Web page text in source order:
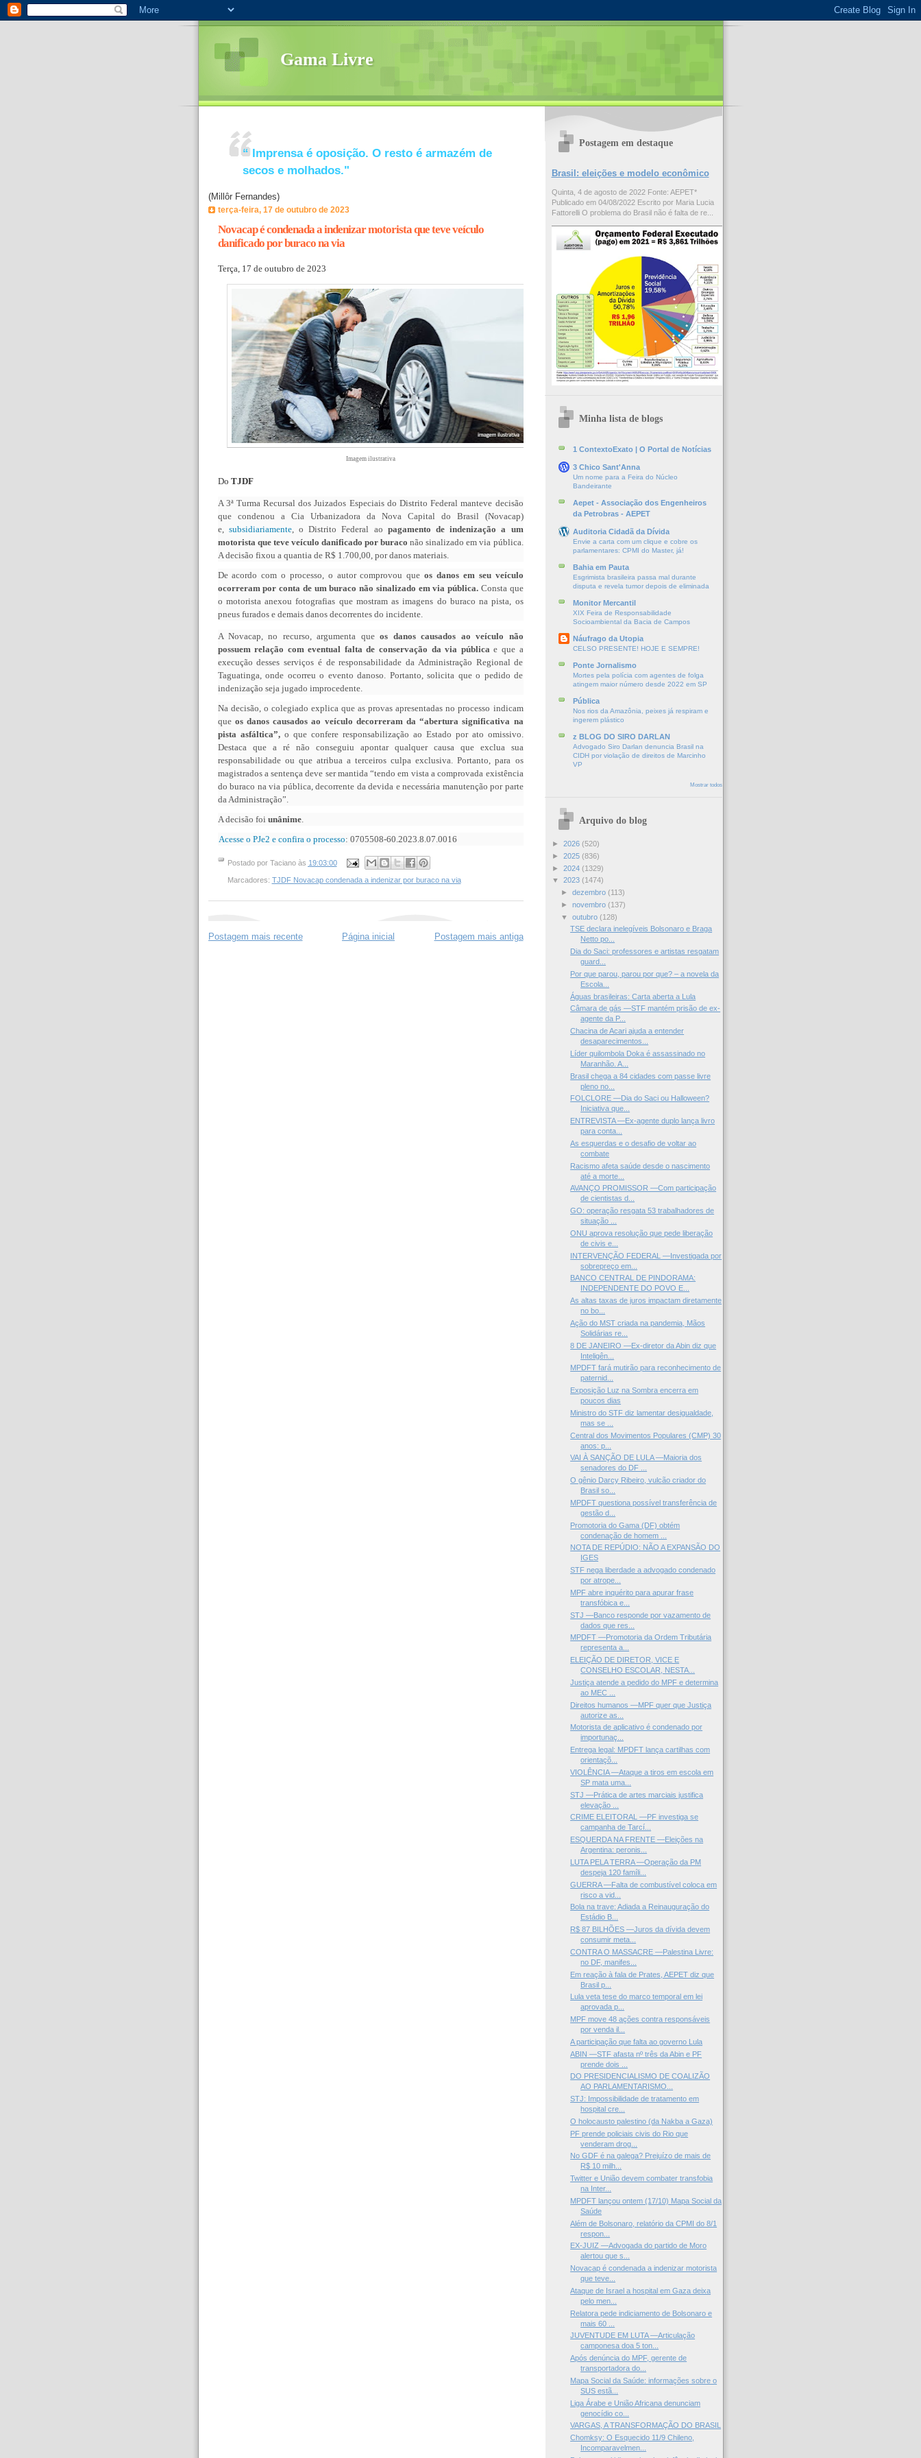
Gama Livre
“ Imprensa é oposição. O resto é armazém de
secos e molhados."
(Millôr Fernandes)
terça-feira, 17 de outubro de 2023
Novacap é condenada a indenizar motorista que teve veículo
danificado por buraco na via
Terça, 17 de outubro de 2023
Imagem ilustrativa
Do TJDF
A 3ª Turma Recursal dos Juizados Especiais do Distrito Federal manteve decisão
que condenou a Cia Urbanizadora da Nova Capital do Brasil (Novacap)
e, subsidiariamente, o Distrito Federal ao pagamento de indenização a um
motorista que teve veículo danificado por buraco não sinalizado em via pública.
A decisão fixou a quantia de R$ 1.700,00, por danos materiais.
De acordo com o processo, o autor comprovou queos danos em seu veículo
ocorreram por conta de um buraco não sinalizado em via pública. Consta que
o motorista anexou fotografias que mostram as imagens do buraco na pista, os
pneus furados e demais danos decorrentes do incidente.
A Novacap, no recurso, argumenta queos danos causados ao veículo não
possuem relação com eventual falta de conservação da via pública e que a
execução desses serviços é de responsabilidade da Administração Regional de
Taguatinga, onde ocorreu o evento danoso. Portanto, solicita que o pedido de
indenização seja jugado improcedente.
Na decisão, o colegiado explica que as provas apresentadas no processo indicam
que os danos causados ao veículo decorreram da “abertura significativa na
pista asfáltica”,o que confere responsabilização ao Estado por ato omissivo.
Destaca que a ré não conseguiu apontar qualquer causa que exclua sua
responsabilidade ou que atribua a terceiros culpa exclusiva. Portanto, para os
magistrados a sentença deve ser mantida “tendo em vista a comprovada existência
do buraco na via pública, decorrente da devida e necessária manutenção por parte
da Administração”.
A decisão foi unânime.
Acesse o PJe2 e confira o processo: 0705508-60.2023.8.07.0016
Postado por Taciano às 19:03:00
Marcadores: TJDF Novacap condenada a indenizar por buraco na via
Postagem mais recente Postagem mais antiga
Página inicial
Postagem em destaque
Brasil: eleições e modelo econômico
Quinta, 4 de agosto de 2022 Fonte: AEPET*
Publicado em 04/08/2022 Escrito por Maria Lucia
Fattorelli O problema do Brasil não é falta de re...
Minha lista de blogs
1 ContextoExato | O Portal de Notícias
3 Chico Sant'Anna
Um nome para a Feira do Núcleo
Bandeirante
Aepet - Associação dos Engenheiros
da Petrobras - AEPET
Auditoria Cidadã da Dívida
Envie a carta com um clique e cobre os
parlamentares: CPMI do Master, já!
Bahia em Pauta
Esgrimista brasileira passa mal durante
disputa e revela tumor depois de eliminada
Monitor Mercantil
XIX Feira de Responsabilidade
Socioambiental da Bacia de Campos
Náufrago da Utopia
CELSO PRESENTE! HOJE E SEMPRE!
Ponte Jornalismo
Mortes pela polícia com agentes de folga
atingem maior número desde 2022 em SP
Pública
Nos rios da Amazônia, peixes já respiram e
ingerem plástico
z BLOG DO SIRO DARLAN
Advogado Siro Darlan denuncia Brasil na
CIDH por violação de direitos de Marcinho
VP
Mostrar todos
Arquivo do blog
► 2026 (520)
► 2025 (836)
► 2024 (1329)
▼ 2023 (1474)
► dezembro (113)
► novembro (137)
▼ outubro (128)
TSE declara inelegíveis Bolsonaro e Braga
Netto po...
Dia do Saci: professores e artistas resgatam
guard...
Por que parou, parou por que? – a novela da
Escola...
Águas brasileiras: Carta aberta a Lula
Câmara de gás —STF mantém prisão de ex-
agente da P...
Chacina de Acari ajuda a entender
desaparecimentos...
Líder quilombola Doka é assassinado no
Maranhão. A...
Brasil chega a 84 cidades com passe livre
pleno no...
FOLCLORE —Dia do Saci ou Halloween?
Iniciativa que...
ENTREVISTA —Ex-agente duplo lança livro
para conta...
As esquerdas e o desafio de voltar ao
combate
Racismo afeta saúde desde o nascimento
até a morte...
AVANÇO PROMISSOR —Com participação
de cientistas d...
GO: operação resgata 53 trabalhadores de
situação ...
ONU aprova resolução que pede liberação
de civis e...
INTERVENÇÃO FEDERAL —Investigada por
sobrepreço em...
BANCO CENTRAL DE PINDORAMA:
INDEPENDENTE DO POVO E...
As altas taxas de juros impactam diretamente
no bo...
Ação do MST criada na pandemia, Mãos
Solidárias re...
8 DE JANEIRO —Ex-diretor da Abin diz que
Inteligên...
MPDFT fará mutirão para reconhecimento de
paternid...
Exposição Luz na Sombra encerra em
poucos dias
Ministro do STF diz lamentar desigualdade,
mas se ...
Central dos Movimentos Populares (CMP) 30
anos: p...
VAI À SANÇÃO DE LULA —Maioria dos
senadores do DF ...
O gênio Darcy Ribeiro, vulcão criador do
Brasil so...
MPDFT questiona possível transferência de
gestão d...
Promotoria do Gama (DF) obtém
condenação de homem ...
NOTA DE REPÚDIO: NÃO A EXPANSÃO DO
IGES
STF nega liberdade a advogado condenado
por atrope...
MPF abre inquérito para apurar frase
transfóbica e...
STJ —Banco responde por vazamento de
dados que res...
MPDFT —Promotoria da Ordem Tributária
representa a...
ELEIÇÃO DE DIRETOR, VICE E
CONSELHO ESCOLAR, NESTA...
Justiça atende a pedido do MPF e determina
ao MEC ...
Direitos humanos —MPF quer que Justiça
autorize as...
Motorista de aplicativo é condenado por
importunaç...
Entrega legal: MPDFT lança cartilhas com
orientaçõ...
VIOLÊNCIA —Ataque a tiros em escola em
SP mata uma...
STJ —Prática de artes marciais justifica
elevação ...
CRIME ELEITORAL —PF investiga se
campanha de Tarcí...
ESQUERDA NA FRENTE —Eleições na
Argentina: peronis...
LUTA PELA TERRA —Operação da PM
despeja 120 famíli...
GUERRA —Falta de combustível coloca em
risco a vid...
Bola na trave: Adiada a Reinauguração do
Estádio B...
R$ 87 BILHÕES —Juros da dívida devem
consumir meta...
CONTRA O MASSACRE —Palestina Livre:
no DF, manifes...
Em reação à fala de Prates, AEPET diz que
Brasil p...
Lula veta tese do marco temporal em lei
aprovada p...
MPF move 48 ações contra responsáveis
por venda il...
A participação que falta ao governo Lula
ABIN —STF afasta nº três da Abin e PF
prende dois ...
DO PRESIDENCIALISMO DE COALIZÃO
AO PARLAMENTARISMO...
STJ: Impossibilidade de tratamento em
hospital cre...
O holocausto palestino (da Nakba a Gaza)
PF prende policiais civis do Rio que
venderam drog...
No GDF é na galega? Prejuízo de mais de
R$ 10 milh...
Twitter e União devem combater transfobia
na Inter...
MPDFT lançou ontem (17/10) Mapa Social da
Saúde
Além de Bolsonaro, relatório da CPMI do 8/1
respon...
EX-JUIZ —Advogada do partido de Moro
alertou que s...
Novacap é condenada a indenizar motorista
que teve...
Ataque de Israel a hospital em Gaza deixa
pelo men...
Relatora pede indiciamento de Bolsonaro e
mais 60 ...
JUVENTUDE EM LUTA —Articulação
camponesa doa 5 ton...
Após denúncia do MPF, gerente de
transportadora do...
Mapa Social da Saúde: informações sobre o
SUS estã...
Liga Árabe e União Africana denunciam
genocídio co...
VARGAS, A TRANSFORMAÇÃO DO BRASIL
Chomksy: O Esquecido 11/9 Chileno,
Incomparavelmen...